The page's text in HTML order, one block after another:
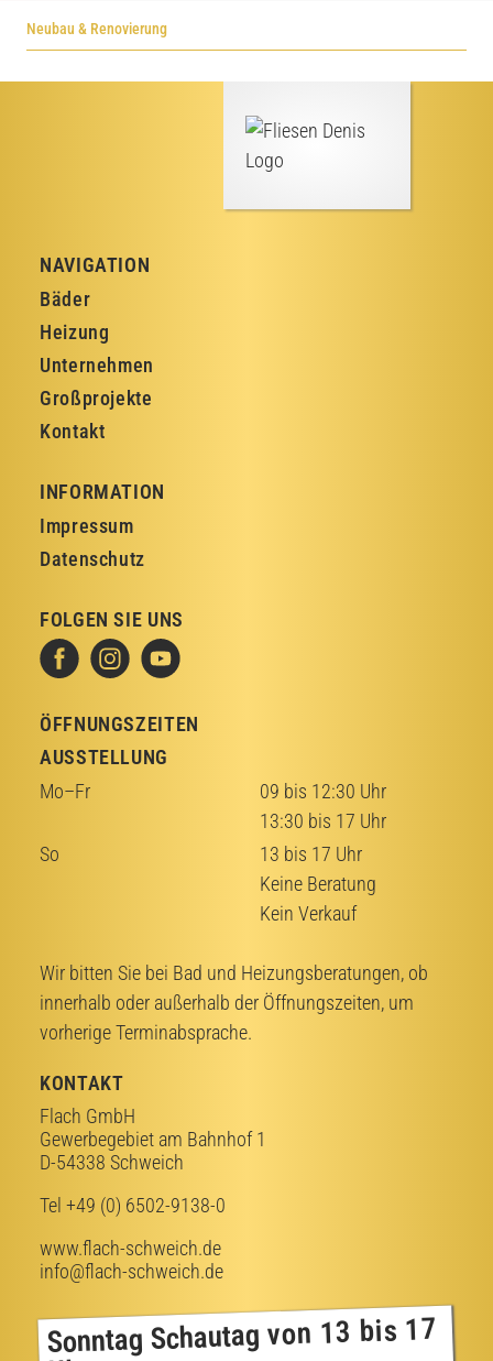
Neubau & Renovierung
NAVIGATION
Bäder
Heizung
Unternehmen
Großprojekte
Kontakt
INFORMATION
Impressum
Datenschutz
FOLGEN SIE UNS
ÖFFNUNGSZEITEN
AUSSTELLUNG
Mo–Fr
09 bis 12:30 Uhr
13:30 bis 17 Uhr
So
13 bis 17 Uhr
Keine Beratung
Kein Verkauf
Wir bitten Sie bei Bad­ und Heizungsberatungen, ob
innerhalb oder außerhalb der Öffnungszeiten, um
vorherige Terminabsprache.
KONTAKT
Flach GmbH
Gewerbegebiet am Bahnhof 1
D-54338 Schweich
Tel +49 (0) 6502-9138-0
www.flach-schweich.de
info@flach-schweich.de
Sonntag Schautagvon 13 bis 17